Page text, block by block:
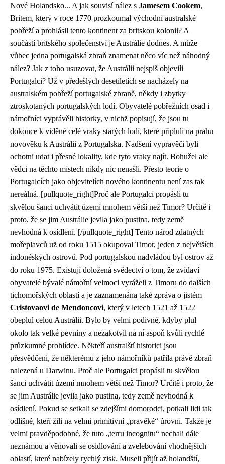
Nové Holandsko... A jak souvisí nález s Jamesem Cookem,
Britem, který v roce 1770 prozkoumal východní australské
pobřeží a prohlásil tento kontinent za britskou kolonii? A
součástí britského společenství je Austrálie dodnes. A může
vůbec jedna portugalská zbraň znamenat něco víc než náhodný
nález? Jak z toho usuzovat, že Austrálii nejspíš objevili
Portugalci? Už v předešlých desetiletích se nacházely na
australském pobřeží portugalské zbraně, někdy i zbytky
ztroskotaných portugalských lodí. Obyvatelé pobřežních osad i
námořníci vyprávěli historky, v nichž popisují, že jsou tu
dokonce k viděné celé vraky starých lodí, které připluli na prahu
novověku k Austrálii z Portugalska. Nadšení vypravěči byli
ochotni udat i přesné lokality, kde tyto vraky najít. Bohužel ale
vědci na těchto místech nikdy nic nenašli. Přesto teorie o
Portugalcích jako objevitelích nového kontinentu není zas tak
nereálná. [pullquote_right]Proč ale Portugalci propásli tu
skvělou šanci uchvátit území mnohem větší než Timor? Určitě i
proto, že se jim Austrálie jevila jako pustina, tedy země
nevhodná k osídlení. [/pullquote_right] Tento národ zdatných
mořeplavců už od roku 1515 okupoval Timor, jeden z největších
indonéských ostrovů. Pod portugalskou nadvládou byl ostrov až
do roku 1975. Existují doložená svědectví o tom, že zvídaví
obyvatelé bývalé námořní velmoci vyráželi z Timoru do dalších
tichomořských oblastí a je zaznamenána také zpráva o jistém
Cristovaovi de Mendoncovi, který v letech 1521 až 1522
obeplul celou Austrálii. Bylo by velmi podivné, kdyby plul
okolo tak velké pevniny a nezakotvil na ní aspoň kvůli rychlé
průzkumné prohlídce. Někteří australští historici jsou
přesvědčeni, že některému z jeho námořníků patřila právě zbraň
nalezená u Darwinu. Proč ale Portugalci propásli tu skvělou
šanci uchvátit území mnohem větší než Timor? Určitě i proto, že
se jim Austrálie jevila jako pustina, tedy země nevhodná k
osídlení. Pokud se setkali se zdejšími domorodci, potkali lidi tak
odlišné, kteří žili na velmi primitivní „pravěké“ úrovni. Takže je
velmi pravděpodobné, že tuto „terru incognitu“ nechali dále
neznámou a věnovali se osidlování a zvelebování vhodnějších
oblastí, které nabízely rychlý zisk. Museli přijít až holandští,